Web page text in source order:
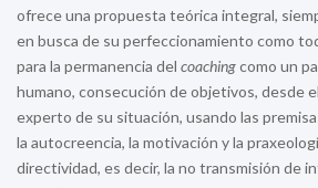
ofrece una propuesta teórica integral,
en busca de su perfeccionamiento como
para la permanencia del coachingcomo un
humano, consecución de objetivos, desde
experto de su situación, usando las
la autocreencia, la motivación y la
directividad, es decir, la no transmisión de